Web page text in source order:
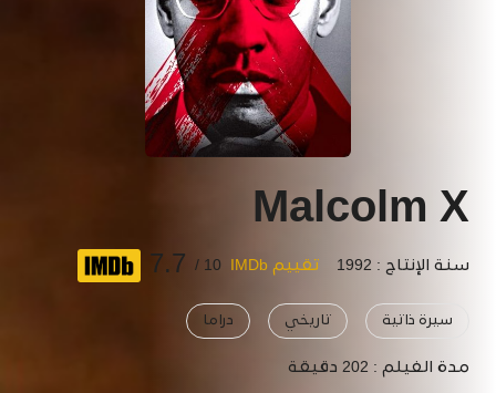
Malcolm X
سنة الإنتاج : 1992 تقييم IMDb 10 /
7.7
سيرة ذاتية تاريخي دراما
مدة الفيلم : 202 دقيقة